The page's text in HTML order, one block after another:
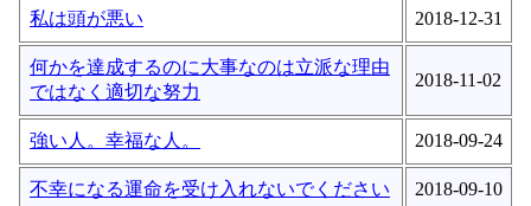
私は頭が悪い 2018-12-31
何かを達成するのに大事なのは立派な理由
ではなく適切な努力
2018-11-02
強い人。幸福な人。 2018-09-24
不幸になる運命を受け入れないでください 2018-09-10